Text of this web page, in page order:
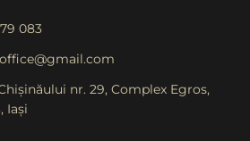
083
nr. 29, Complex Egros,
Iași